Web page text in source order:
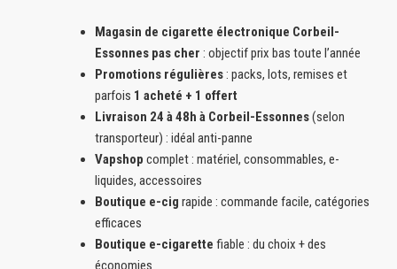
Magasin de cigarette électronique Corbeil-
Essonnes pas cher : objectif prix bas toute l’année
Promotions régulières: packs, lots, remises et
parfois 1 acheté + 1 offert
Livraison 24 à 48h à Corbeil-Essonnes(selon
transporteur) : idéal anti-panne
Vapshop complet : matériel, consommables, e-
liquides, accessoires
Boutique e-cig rapide : commande facile, catégories
efficaces
Boutique e-cigarette fiable : du choix + des
économies